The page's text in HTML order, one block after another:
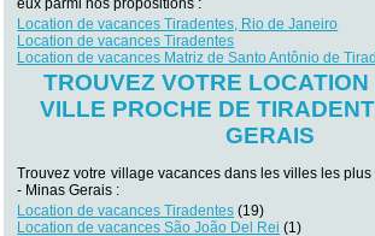
eux parmi nos propositions :
Location de vacances Tiradentes, Rio de Janeiro
Location de vacances Tiradentes
Location de vacances Matriz de Santo Antônio de
TROUVEZ VOTRE
VILLE PROCHE DE
GERAIS
Trouvez votre village vacances dans les villes les
- Minas Gerais :
Location de vacances Tiradentes (19)
Location de vacances São João Del Rei (1)